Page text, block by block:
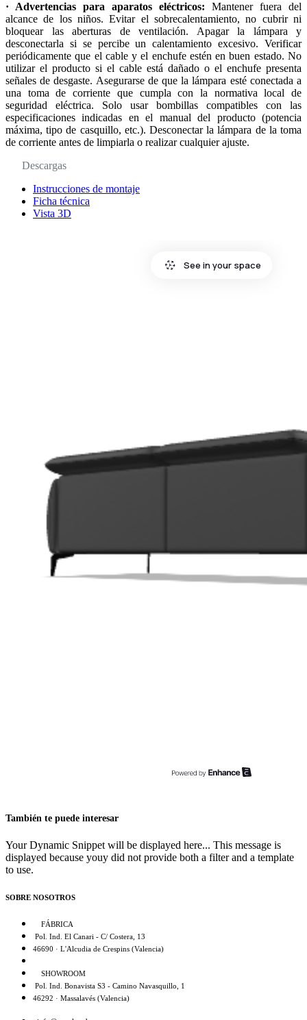
· Advertencias para aparatos eléctricos: Mantener fuera del
alcance de los niños. Evitar el sobrecalentamiento, no cubrir ni
bloquear las aberturas de ventilación. Apagar la lámpara y
desconectarla si se percibe un calentamiento excesivo. Verificar
periódicamente que el cable y el enchufe estén en buen estado. No
utilizar el producto si el cable está dañado o el enchufe presenta
señales de desgaste. Asegurarse de que la lámpara esté conectada a
una toma de corriente que cumpla con la normativa local de
seguridad eléctrica. Solo usar bombillas compatibles con las
especificaciones indicadas en el manual del producto (potencia
máxima, tipo de casquillo, etc.). Desconectar la lámpara de la toma
de corriente antes de limpiarla o realizar cualquier ajuste.
Descargas
Instrucciones de montaje
Ficha técnica
Vista 3D
También te puede interesar
Your Dynamic Snippet will be displayed here... This message is
displayed because youy did not provide both a filter and a template
to use.
SOBRE NOSOTROS
FÁBRICA
Pol. Ind. El Canari - C/ Costera, 13
46690 · L'Alcudia de Crespins (Valencia)
SHOWROOM
Pol. Ind. Bonavista S3 - Camino Navasquillo, 1
46292 · Massalavés (Valencia)